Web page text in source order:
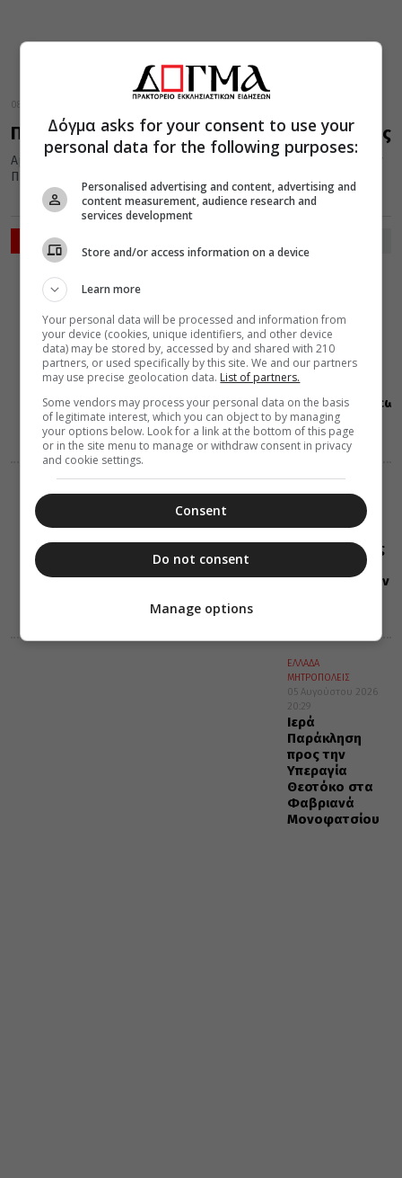
08 Αυγούστου 2019
Πώς προέκυψαν τα προσωνύμια της Παναγίας
Αμέτρητες είναι οι προσωνυμίες που έχει δώσει ο λαός μας στην
Παναγία. Τα ονόματα αυτά σφυρηλάτησαν μέσα στο χρόνο...
ΡΟΗ ΕΙΔΗΣΕΩΝ
Όσα
μαθαίνουμε
από την Ιερά
Παράδοση για
την εορτή της
Μεταμορφώσεως
του Χριστού
(ΒΙΝΤΕΟ)
06 Αυγούστου 2026
Σαν σήμερα:
Όλες οι εορτές
και γεγονότα
που συνέβησαν
ΕΛΛΑΔΑ
ΜΗΤΡΟΠΟΛΕΙΣ
05 Αυγούστου 2026
20:29
Ιερά
Παράκληση
προς την
Υπεραγία
Θεοτόκο στα
Φαβριανά
Μονοφατσίου
Δόγμα asks for your consent to use your
personal data for the following purposes:
Personalised advertising and content, advertising and
content measurement, audience research and
services development
Store and/or access information on a device
Learn more
Your personal data will be processed and information from
your device (cookies, unique identifiers, and other device
data) may be stored by, accessed by and shared with 210
partners, or used specifically by this site. We and our partners
may use precise geolocation data. List of partners.
Some vendors may process your personal data on the basis
of legitimate interest, which you can object to by managing
your options below. Look for a link at the bottom of this page
or in the site menu to manage or withdraw consent in privacy
and cookie settings.
Consent
Do not consent
Manage options